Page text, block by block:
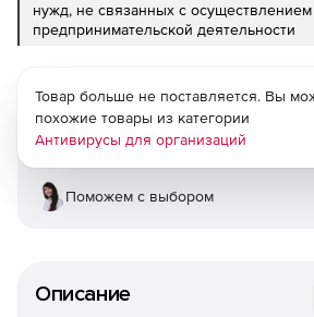
нужд, не связанных с осуществлением
предпринимательской деятельности
Описание
Товар больше не поставляется. Вы
похожие товары из категории
Антивирусы для организаций
Поможем с выбором